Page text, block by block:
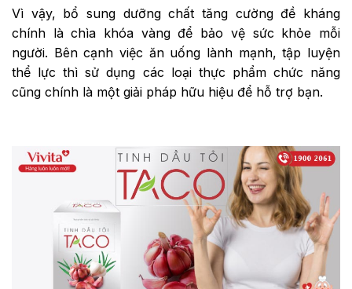
Vì vậy, bổ sung dưỡng chất tăng cường đề kháng
chính là chìa khóa vàng để bảo vệ sức khỏe mỗi
người. Bên cạnh việc ăn uống lành mạnh, tập luyện
thể lực thì sử dụng các loại thực phẩm chức năng
cũng chính là một giải pháp hữu hiệu để hỗ trợ bạn.